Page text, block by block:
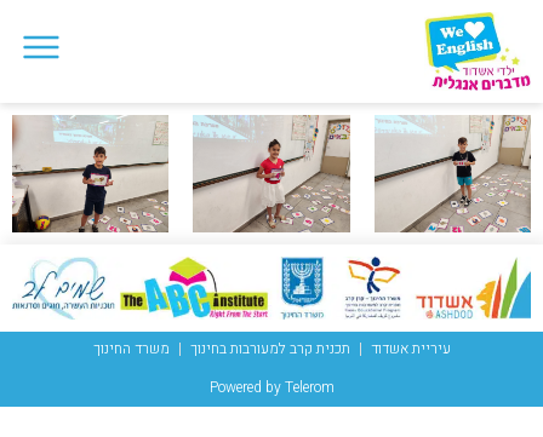
עיריית אשדוד תכנית קרב למעורבות בחינוך
משרד החינוך
Powered by Telerom